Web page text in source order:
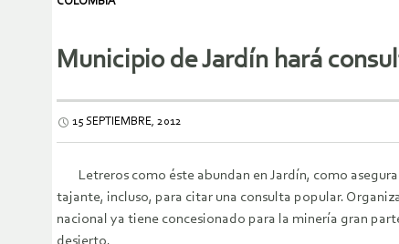
Municipio de Jardín hará
15 SEPTIEMBRE, 2012
Letreros como éste abundan en Jardín, como
tajante, incluso, para citar una consulta popular.
nacional ya tiene concesionado para la minería gran